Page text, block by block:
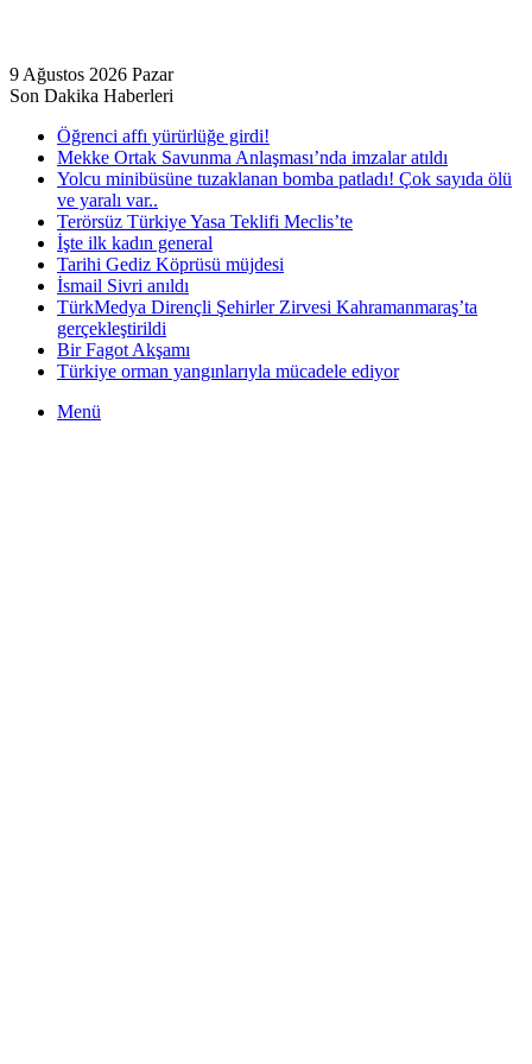
9 Ağustos 2026 Pazar
Son Dakika Haberleri
Öğrenci affı yürürlüğe girdi!
Mekke Ortak Savunma Anlaşması’nda imzalar atıldı
Yolcu minibüsüne tuzaklanan bomba patladı! Çok sayıda ölü
ve yaralı var..
Terörsüz Türkiye Yasa Teklifi Meclis’te
İşte ilk kadın general
Tarihi Gediz Köprüsü müjdesi
İsmail Sivri anıldı
TürkMedya Dirençli Şehirler Zirvesi Kahramanmaraş’ta
gerçekleştirildi
Bir Fagot Akşamı
Türkiye orman yangınlarıyla mücadele ediyor
Menü